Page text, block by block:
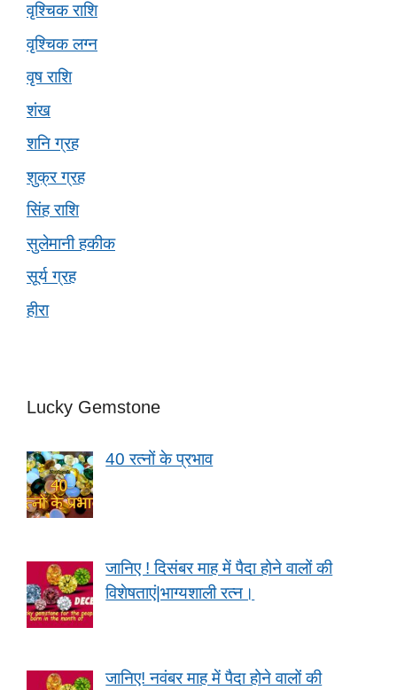
वृश्चिक राशि
वृश्चिक लग्न
वृष राशि
शंख
शनि ग्रह
शुक्र ग्रह
सिंह राशि
सुलेमानी हकीक
सूर्य ग्रह
हीरा
Lucky Gemstone
40 रत्नों के प्रभाव
जानिए ! दिसंबर माह में पैदा होने वालों की
विशेषताएं|भाग्यशाली रत्न।
जानिए! नवंबर माह में पैदा होने वालों की